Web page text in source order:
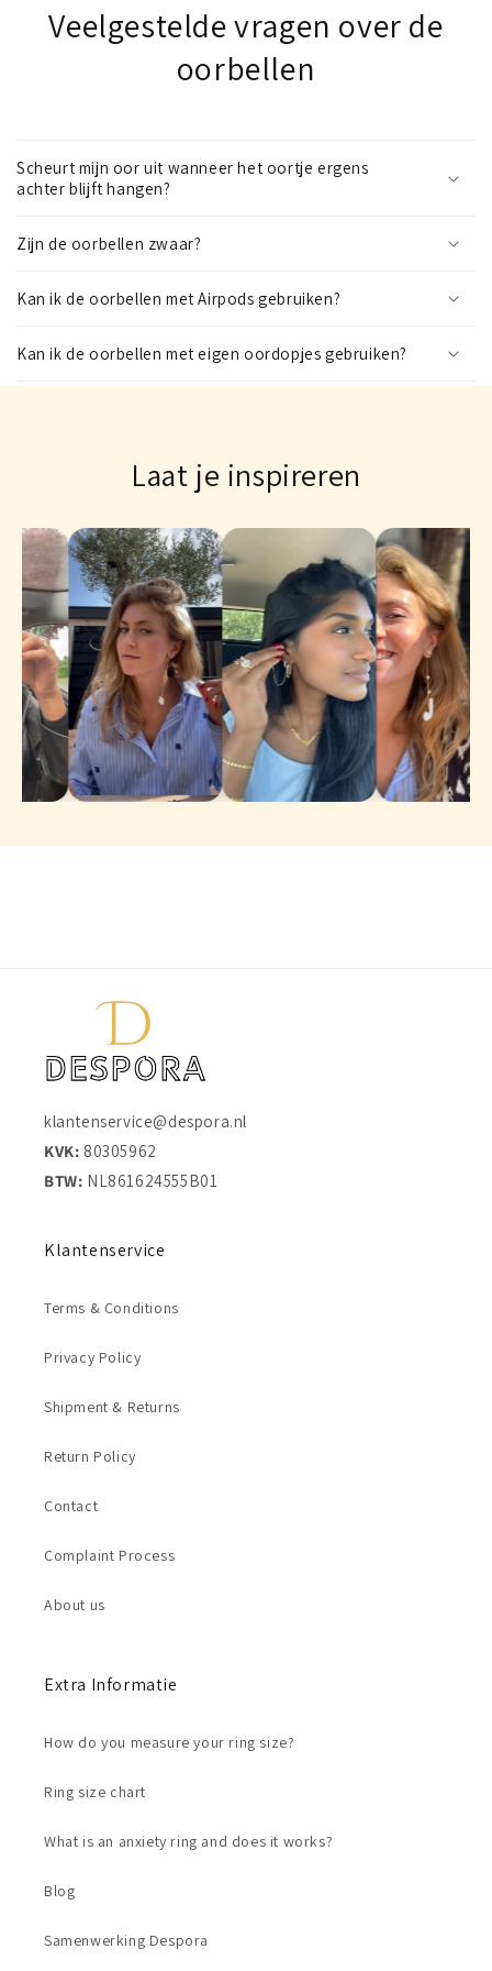
Veelgestelde vragen over de
oorbellen
Scheurt mijn oor uit wanneer het oortje ergens
achter blijft hangen?
Zijn de oorbellen zwaar?
Kan ik de oorbellen met Airpods gebruiken?
Kan ik de oorbellen met eigen oordopjes gebruiken?
Laat je inspireren
klantenservice@despora.nl
KVK: 80305962
BTW: NL861624555B01
Klantenservice
Terms & Conditions
Privacy Policy
Shipment & Returns
Return Policy
Contact
Complaint Process
About us
Extra Informatie
How do you measure your ring size?
Ring size chart
What is an anxiety ring and does it works?
Blog
Samenwerking Despora